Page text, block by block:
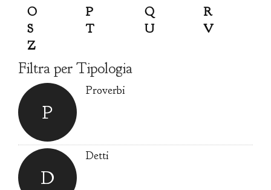
O
P Q
R
S
T U
V
Z
Filtra per Tipologia
P
Proverbi
D
Detti